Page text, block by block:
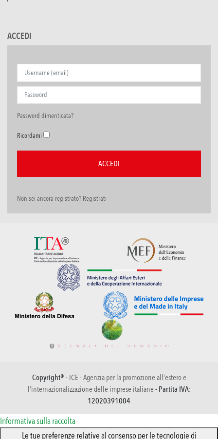
ACCEDI
Password dimenticata?
Ricordami
Non sei ancora registrato? Registrati
Copyright® - ICE - Agenzia per la promozione all’estero e
l'internazionalizzazione delle imprese italiane - Partita IVA:
12020391004
Informativa sulla raccolta
Le tue preferenze relative al consenso per le tecnologie di